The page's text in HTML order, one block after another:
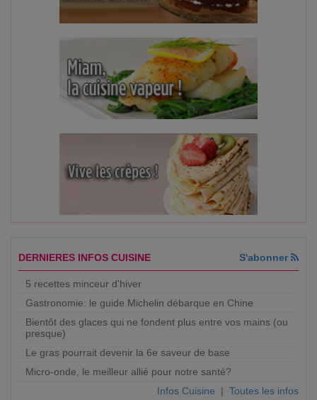
DERNIERES INFOS CUISINE S'abonner
5 recettes minceur d'hiver
Gastronomie: le guide Michelin débarque en Chine
Bientôt des glaces qui ne fondent plus entre vos mains (ou
presque)
Le gras pourrait devenir la 6e saveur de base
Micro-onde, le meilleur allié pour notre santé?
Infos Cuisine | Toutes les infos